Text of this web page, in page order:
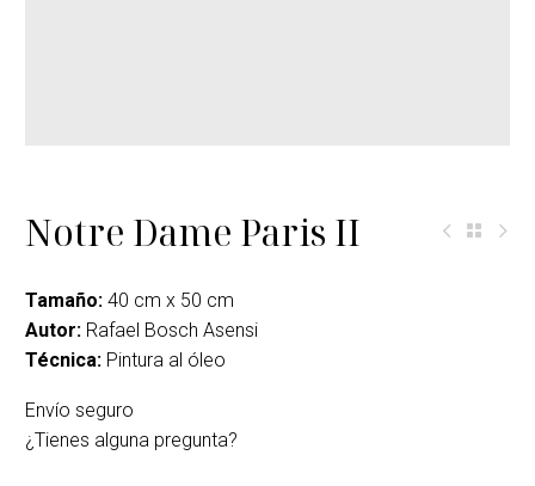
Notre Dame Paris II
Tamaño: 40 cm x 50 cm
Autor: Rafael Bosch Asensi
Técnica: Pintura al óleo
Envío seguro
¿Tienes alguna pregunta?